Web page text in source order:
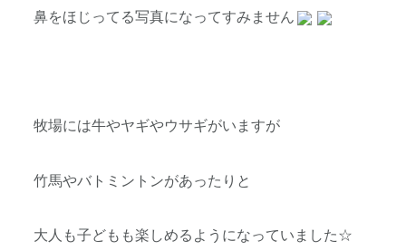
鼻をほじってる写真になってすみません
牧場には牛やヤギやウサギがいますが
竹馬やバトミントンがあったりと
大人も子どもも楽しめるようになっていました☆